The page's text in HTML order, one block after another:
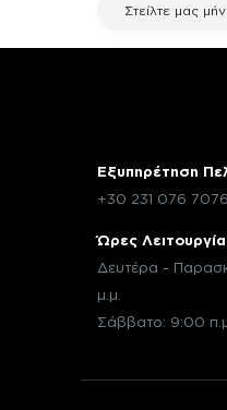
Στείλτε μας
Εξυπηρέτηση
+30 231 076 7076
Ώρες
Δευτέρα -
μ.μ.
Σάββατο: 9:00